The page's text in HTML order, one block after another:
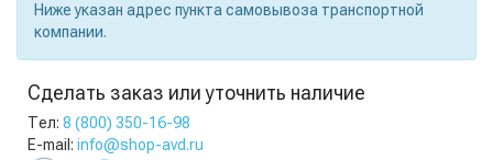
Ниже указан адрес пункта самовывоза транспортной
компании.
Сделать заказ или уточнить наличие
Тел: 8 (800) 350-16-98
E-mail: info@shop-avd.ru